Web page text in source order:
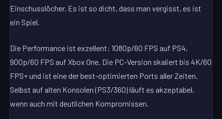
Einschusslöcher. Es ist so dicht, dass man vergisst, es ist
ein Spiel.
Die Performance ist exzellent: 1080p/60 FPS auf PS4,
900p/60 FPS auf Xbox One. Die PC-Version skaliert bis 4K/60
FPS+ und ist eine der best-optimierten Ports aller Zeiten.
Selbst auf alten Konsolen (PS3/360) läuft es akzeptabel,
wenn auch mit deutlichen Kompromissen.